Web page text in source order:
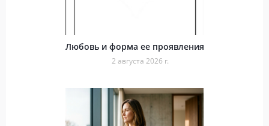
Любовь и форма ее проявления
2 августа 2026 г.